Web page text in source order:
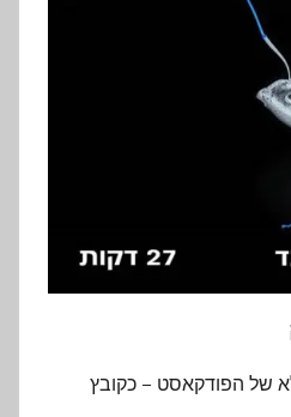
של הפודקאסט – כקובץ